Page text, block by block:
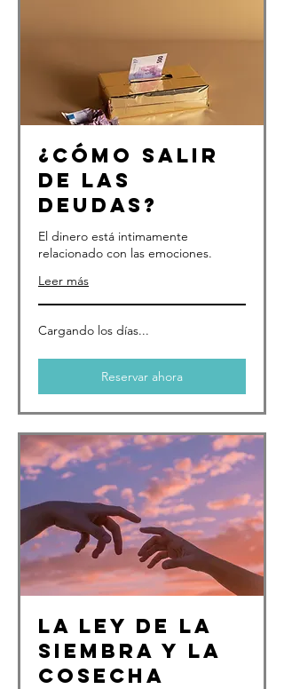
¿Cómo salir
de las
deudas?
El dinero está intimamente
relacionado con las emociones.
Leer más
Cargando los días...
Reservar ahora
La ley de la
siembra y la
cosecha